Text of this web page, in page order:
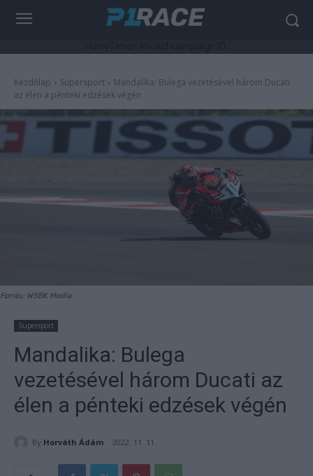
Kezdőlap Supersport
Mandalika: Bulega vezetésével három Ducati
az élen a pénteki edzések végén
Forrás: WSBK Media
Supersport
Mandalika: Bulega
vezetésével három Ducati az
élen a pénteki edzések végén
By Horváth Ádám 2022. 11. 11.